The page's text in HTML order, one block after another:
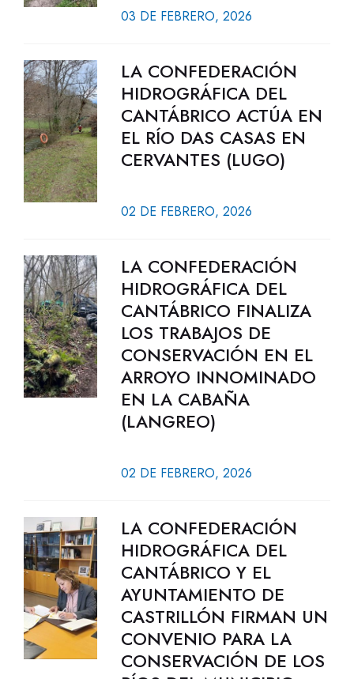
03 DE FEBRERO, 2026
LA CONFEDERACIÓN
HIDROGRÁFICA DEL
CANTÁBRICO ACTÚA EN
EL RÍO DAS CASAS EN
CERVANTES (LUGO)
02 DE FEBRERO, 2026
LA CONFEDERACIÓN
HIDROGRÁFICA DEL
CANTÁBRICO FINALIZA
LOS TRABAJOS DE
CONSERVACIÓN EN EL
ARROYO INNOMINADO
EN LA CABAÑA
(LANGREO)
02 DE FEBRERO, 2026
LA CONFEDERACIÓN
HIDROGRÁFICA DEL
CANTÁBRICO Y EL
AYUNTAMIENTO DE
CASTRILLÓN FIRMAN UN
CONVENIO PARA LA
CONSERVACIÓN DE LOS